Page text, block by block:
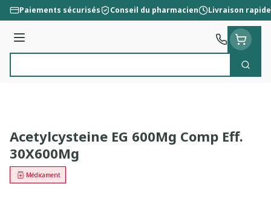
Aller au contenu
Paiements sécurisés Conseil du pharmacien Livraison rapide
Menu
Acetylcysteine EG 600Mg Comp Eff.
30X600Mg
Médicament